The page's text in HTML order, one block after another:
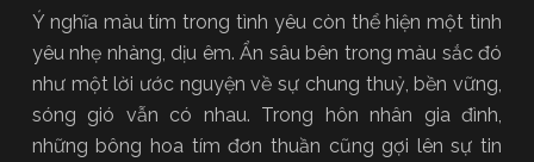
Ý nghĩa màu tím trong tình yêu còn thể hiện một tình
yêu nhẹ nhàng, dịu êm. Ẩn sâu bên trong màu sắc đó
như một lời ước nguyện về sự chung thuỷ, bền vững,
sóng gió vẫn có nhau. Trong hôn nhân gia đình,
những bông hoa tím đơn thuần cũng gợi lên sự tin